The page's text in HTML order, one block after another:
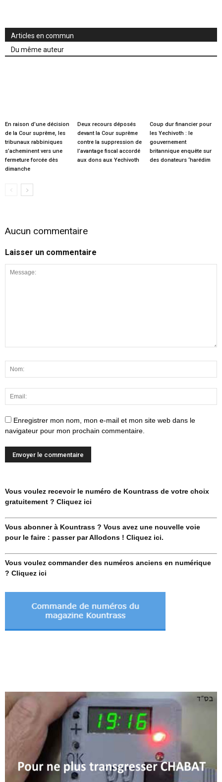
Articles en commun
Du même auteur
En raison d’une décision
de la Cour suprême, les
tribunaux rabbiniques
s’acheminent vers une
fermeture forcée dès
dimanche
Deux recours déposés
devant la Cour suprême
contre la suppression de
l’avantage fiscal accordé
aux dons aux Yechivoth
Coup dur financier pour
les Yechivoth : le
gouvernement
britannique enquête sur
des donateurs ‘harédim
Aucun commentaire
Laisser un commentaire
Enregistrer mon nom, mon e-mail et mon site web dans le
navigateur pour mon prochain commentaire.
Vous voulez recevoir le numéro de Kountrass de votre choix
gratuitement ? Cliquez ici
Vous abonner à Kountrass ? Vous avez une nouvelle voie
pour le faire : passer par Allodons ! Cliquez ici.
Vous voulez commander des numéros anciens en numérique
? Cliquez ici